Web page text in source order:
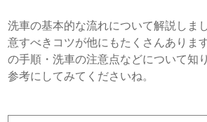
洗車の基本的な流れについて解説しま
意すべきコツが他にもたくさんありま
の手順・洗車の注意点などについて知
参考にしてみてくださいね。